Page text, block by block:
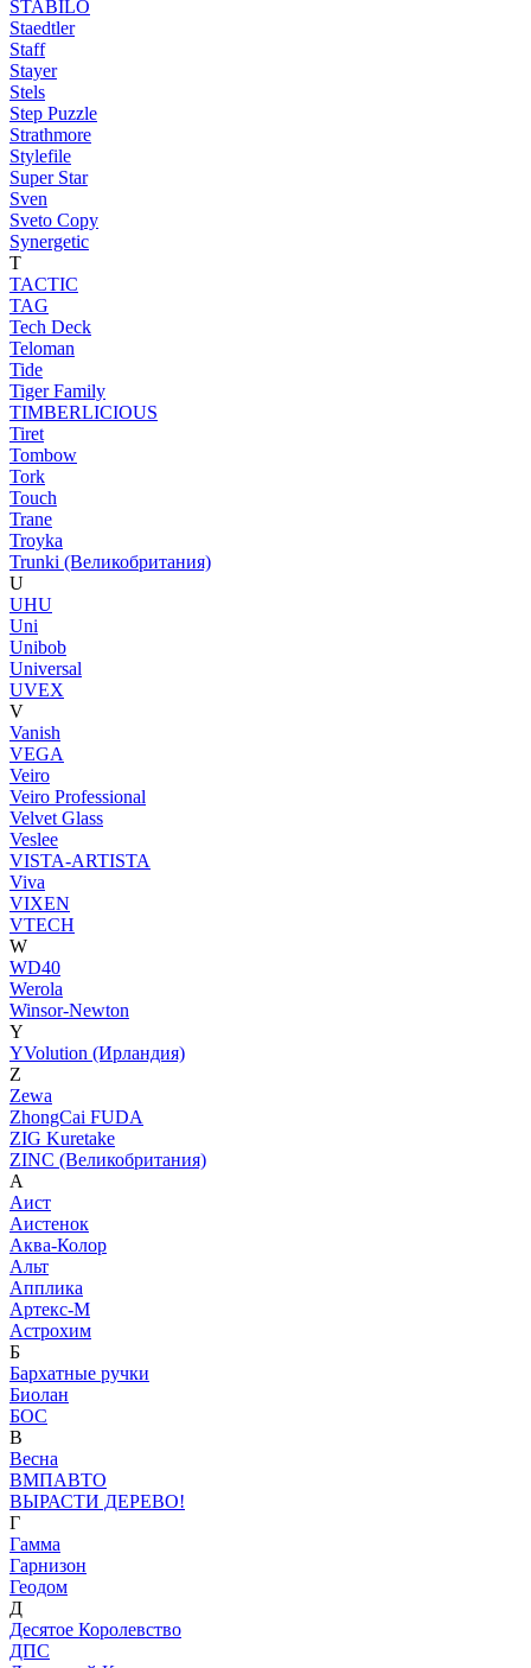
STABILO
Staedtler
Staff
Stayer
Stels
Step Puzzle
Strathmore
Stylefile
Super Star
Sven
Sveto Copy
Synergetic
T
TACTIC
TAG
Tech Deck
Teloman
Tide
Tiger Family
TIMBERLICIOUS
Tiret
Tombow
Tork
Touch
Trane
Troyka
Trunki (Великобритания)
U
UHU
Uni
Unibob
Universal
UVEX
V
Vanish
VEGA
Veiro
Veiro Professional
Velvet Glass
Veslee
VISTA-ARTISTA
Viva
VIXEN
VTECH
W
WD40
Werola
Winsor-Newton
Y
YVolution (Ирландия)
Z
Zewa
ZhongCai FUDA
ZIG Kuretake
ZINC (Великобритания)
А
Аист
Аистенок
Аква-Колор
Альт
Апплика
Артекс-М
Астрохим
Б
Бархатные ручки
Биолан
БОС
В
Весна
ВМПАВТО
ВЫРАСТИ ДЕРЕВО!
Г
Гамма
Гарнизон
Геодом
Д
Десятое Королевство
ДПС